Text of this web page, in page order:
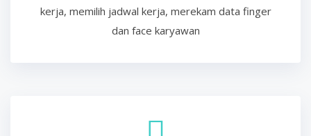
kerja, memilih jadwal kerja, merekam data finger
dan face karyawan